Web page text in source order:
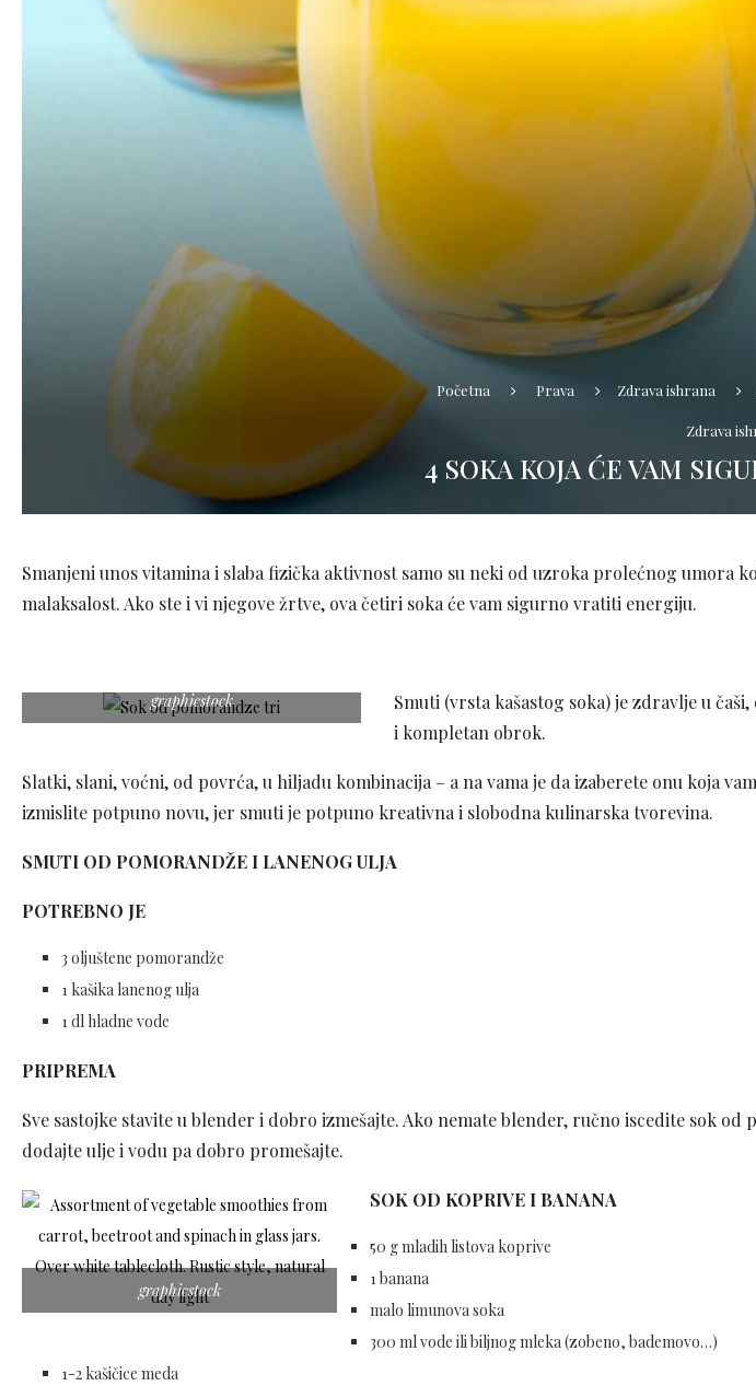
Početna Prava Zdrava ishrana
Zdrava
4 SOKA KOJA ĆE VAM
Smanjeni unos vitamina i slaba fizička aktivnost samo su neki od uzroka prolećnog umora
malaksalost. Ako ste i vi njegove žrtve, ova četiri soka će vam sigurno vratiti energiju.
graphicstock
Smuti (vrsta kašastog soka) je zdravlje u
i kompletan obrok.
Slatki, slani, voćni, od povrća, u hiljadu kombinacija – a na vama je da izaberete onu koja
izmislite potpuno novu, jer smuti je potpuno kreativna i slobodna kulinarska tvorevina.
SMUTI OD POMORANDŽE I LANENOG ULJA
POTREBNO JE
3 oljuštene pomorandže
1 kašika lanenog ulja
1 dl hladne vode
PRIPREMA
Sve sastojke stavite u blender i dobro izmešajte. Ako nemate blender, ručno iscedite sok od
dodajte ulje i vodu pa dobro promešajte.
graphicstock
SOK OD KOPRIVE I BANANA
50 g mladih listova koprive
1 banana
malo limunova soka
300 ml vode ili biljnog mleka (zobeno, bademovo…)
1-2 kašičice meda